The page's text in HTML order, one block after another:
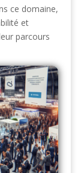
ce domaine,
et
parcours